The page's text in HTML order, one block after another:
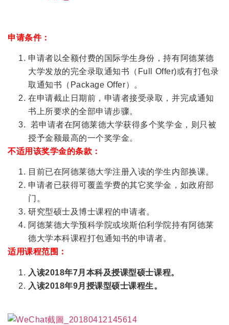
申请条件：
申请者以全额付费的国际学生身份，持有阿德莱德
大学发放的完全录取通知书（Full Offer)或有打包录
取通知书（Package Offer）。
在申请截止日期前，申请者接受录取，并完成通知
书上所要求的全部申请步骤。
若申请者在阿德莱德大学获得多个奖学金，则只被
授予金额最高的一个奖学金。
不适用该奖学金的条款：
目前已在阿德莱德大学注册入读的学生内部换课。
申请者已获得可覆盖学费的其它奖学金，如政府部
门。
研究型硕士及博士课程的申请者。
阿德莱德大学预科学院或埃斯伯利学院持有阿德莱
德大学本科课程打包通知书的申请者。
适用课程范围：
入读2018年7月本科及授课型硕士课程。
入读2018年9月授课型硕士课程生。